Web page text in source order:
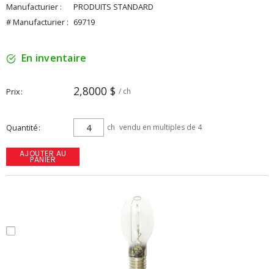
Manufacturier :
PRODUITS STANDARD
# Manufacturier : 69719
En inventaire
Prix 2,8000 $ / ch
Quantité ch vendu en multiples de 4
AJOUTER AU
PANIER